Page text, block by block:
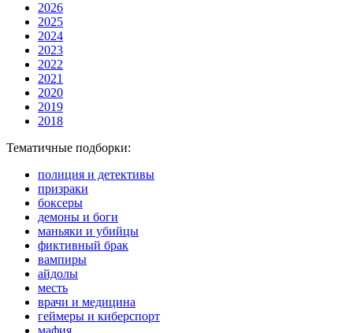
2026
2025
2024
2023
2022
2021
2020
2019
2018
Тематичные подборки:
полиция и детективы
призраки
боксеры
демоны и боги
маньяки и убийцы
фиктивный брак
вампиры
айдолы
месть
врачи и медицина
геймеры и киберспорт